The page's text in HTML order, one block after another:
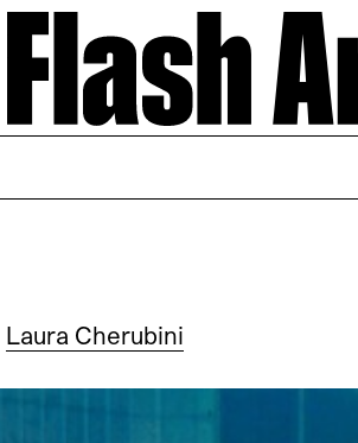
Laura Cherubini